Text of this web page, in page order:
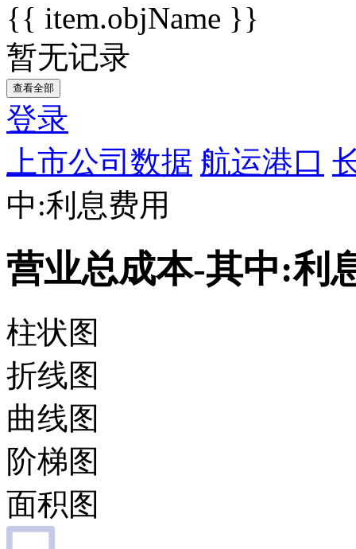
{{ item.objName }}
暂无记录
查看全部
登录
上市公司数据 航运港口
中:利息费用
营业总成本-其中:利
柱状图
折线图
曲线图
阶梯图
面积图